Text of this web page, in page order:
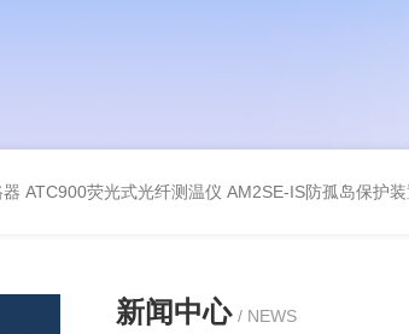
ATC900荧光式光纤测温仪 AM2SE-IS防孤岛保护装
新闻中心 / NEWS